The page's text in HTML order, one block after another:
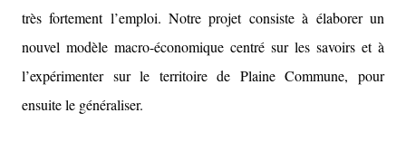
très fortement l’emploi. Notre projet consiste à élaborer un
nouvel modèle macro-économique centré sur les savoirs et à
l’expérimenter sur le territoire de Plaine Commune, pour
ensuite le généraliser.